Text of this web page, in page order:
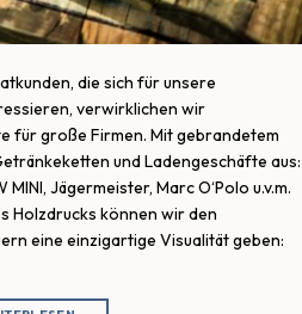
die sich für unsere
verwirklichen wir
für große Firmen. Mit gebrandetem
und Ladengeschäfte aus:
Jägermeister, Marc O‘Polo u.v.m.
Holzdrucks können wir den
eine einzigartige Visualität geben: